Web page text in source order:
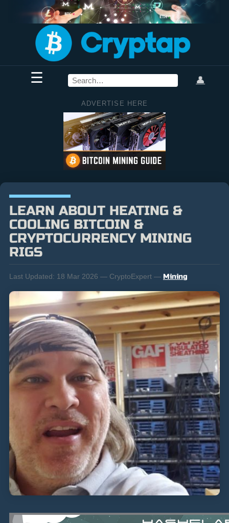
☰ 👤
ADVERTISE HERE
LEARN ABOUT HEATING &
COOLING BITCOIN &
CRYPTOCURRENCY MINING
RIGS
Last Updated: 18 Mar 2026 — CryptoExpert — Mining